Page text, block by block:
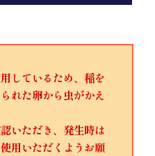
しているため、稲を
れた卵から虫がかえ
いただき、発生時は
用いただくようお願